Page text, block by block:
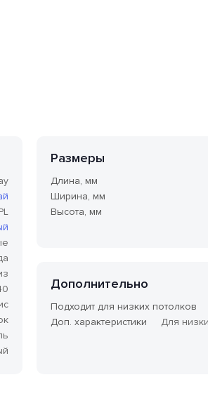
IP,
Размеры
Длина, мм
Ширина, мм
Высота, мм
Дополнительно
Подходит для низких потолков
Доп. характеристики
Для